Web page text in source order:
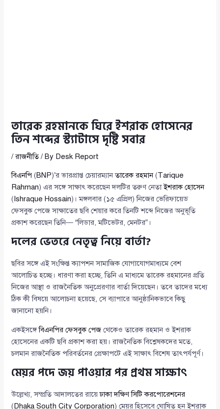
তারেক রহমানকে ঘিরে ইশরাক হোসেনের
তিন শব্দের স্ট্যাটাসে দৃষ্টি সবার
/রাজনীতি/ By Desk Report
বিএনপি (BNP)’র ভারপ্রাপ্ত চেয়ারম্যানতারেক রহমান(Tarique
Rahman) এর সঙ্গে সাক্ষাৎ করেছেন দলটির তরুণ নেতাইশরাক হোসেন
(Ishraque Hossain)। মঙ্গলবার (১৫ এপ্রিল) নিজের ভেরিফায়েড
ফেসবুক পেজে সাক্ষাতের ছবি শেয়ার করে তিনটি শব্দে নিজের অনুভূতি
প্রকাশ করেছেন তিনি— “লিডার, মটিভেটর, মেনটর”।
দলের ভেতরে নেতৃত্ব নিয়ে বার্তা?
ছবির সঙ্গে এই সংক্ষিপ্ত ক্যাপশন সামাজিক যোগাযোগমাধ্যমে বেশ
আলোচিত হচ্ছে। ধারণা করা হচ্ছে, তিনি এ মাধ্যমে তারেক রহমানের প্রতি
নিজের আস্থা ও রাজনৈতিক অনুপ্রেরণার বার্তা দিয়েছেন। তবে তাদের মধ্যে
ঠিক কী বিষয়ে আলোচনা হয়েছে, সে ব্যাপারে আনুষ্ঠানিকভাবে কিছু
জানানো হয়নি।
একইসঙ্গেবিএনপির ফেসবুক পেজ থেকেও তারেক রহমান ও ইশরাক
হোসেনের একটি ছবি প্রকাশ করা হয়। রাজনৈতিক বিশ্লেষকদের মতে,
চলমান রাজনৈতিক পরিবর্তনের প্রেক্ষাপটে এই সাক্ষাৎ বিশেষ তাৎপর্যপূর্ণ।
মেয়র পদে জয় পাওয়ার পর প্রথম সাক্ষাৎ
উল্লেখ্য, সম্প্রতি আদালতের রায়েঢাকা দক্ষিণ সিটি করপোরেশনের
(Dhaka South City Corporation) মেয়র হিসেবে ঘোষিত হন ইশরাক